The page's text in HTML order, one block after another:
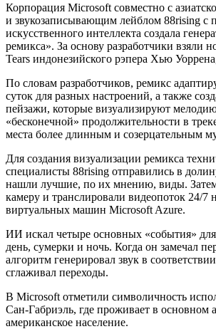
Корпорация Microsoft совместно с
и звукозаписывающим лейблом 88rising c
искусственного интеллекта создала
ремикса». За основу разработчики взяли
Tears индонезийского рэпера Хью
По словам разработчиков, ремикс
суток для разных настроений, а также
пейзажи, которые визуализируют
«бесконечной» продолжительности в
места более длинным и созерцательным
Для создания визуализации ремикса
специалисты 88rising отправились в
нашли лучшие, по их мнению, виды.
камеру и транслировали видеопоток 24/7
виртуальных машин Microsoft Azure.
ИИ искал четыре основных «события» для
день, сумерки и ночь. Когда он замечал
алгоритм генерировал звук в
сглаживал переходы.
В Microsoft отметили символичность
Сан-Габриэль, где проживает в основном
американское население.